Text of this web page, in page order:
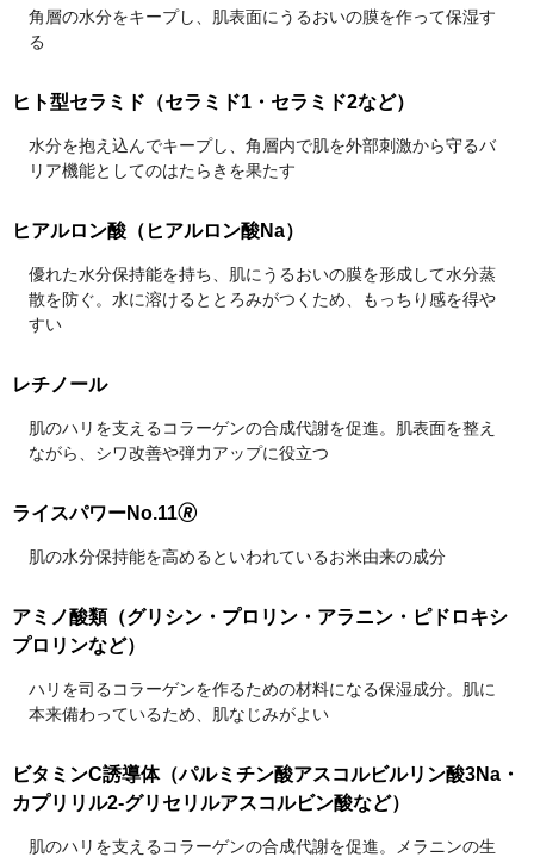
角層の水分をキープし、肌表面にうるおいの膜を作って保湿す
る
ヒト型セラミド（セラミド1・セラミド2など）
水分を抱え込んでキープし、角層内で肌を外部刺激から守るバ
リア機能としてのはたらきを果たす
ヒアルロン酸（ヒアルロン酸Na）
優れた水分保持能を持ち、肌にうるおいの膜を形成して水分蒸
散を防ぐ。水に溶けるととろみがつくため、もっちり感を得や
すい
レチノール
肌のハリを支えるコラーゲンの合成代謝を促進。肌表面を整え
ながら、シワ改善や弾力アップに役立つ
ライスパワーNo.11🄬
肌の水分保持能を高めるといわれているお米由来の成分
アミノ酸類（グリシン・プロリン・アラニン・ピドロキシ
プロリンなど）
ハリを司るコラーゲンを作るための材料になる保湿成分。肌に
本来備わっているため、肌なじみがよい
ビタミンC誘導体（パルミチン酸アスコルビルリン酸3Na・
カプリリル2-グリセリルアスコルビン酸など）
肌のハリを支えるコラーゲンの合成代謝を促進。メラニンの生